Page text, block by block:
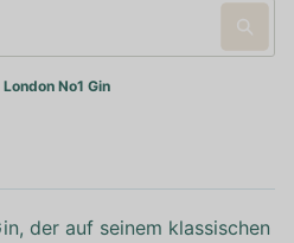
London No1 Gin
der auf seinem klassischen